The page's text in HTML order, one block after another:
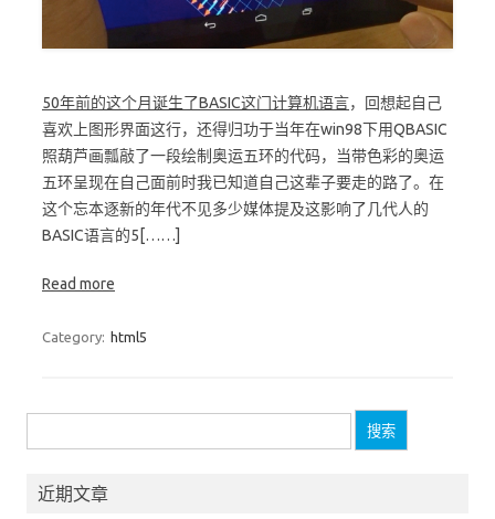
50年前的这个月诞生了BASIC这门计算机语言，回想起自己
喜欢上图形界面这行，还得归功于当年在win98下用QBASIC
照葫芦画瓢敲了一段绘制奥运五环的代码，当带色彩的奥运
五环呈现在自己面前时我已知道自己这辈子要走的路了。在
这个忘本逐新的年代不见多少媒体提及这影响了几代人的
BASIC语言的5[……]
Read more
Category: html5
索：
近期文章